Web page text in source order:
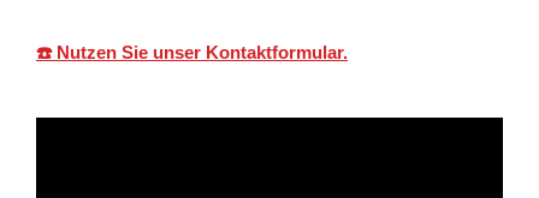
☎️ Nutzen Sie unser Kontaktformular.